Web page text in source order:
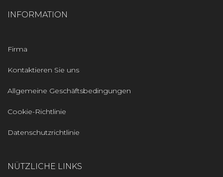
INFORMATION
Firma
Kontaktieren Sie uns
Allgemeine Geschäftsbedingungen
Cookie-Richtlinie
Datenschutzrichtlinie
NÜTZLICHE LINKS